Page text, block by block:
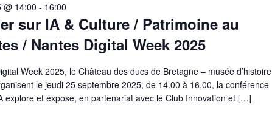
sur IA & Culture / Patrimoine au
/ Nantes Digital Week 2025
@ 14:00 - 16:00
Week 2025, le Château des ducs de Bretagne – musée d’histoire
le jeudi 25 septembre 2025, de 14.00 à 16.00, la conférence
explore et expose, en partenariat avec le Club Innovation et […]